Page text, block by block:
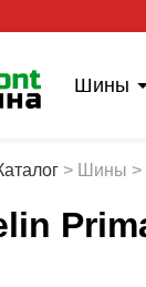
Шины
> Шины >